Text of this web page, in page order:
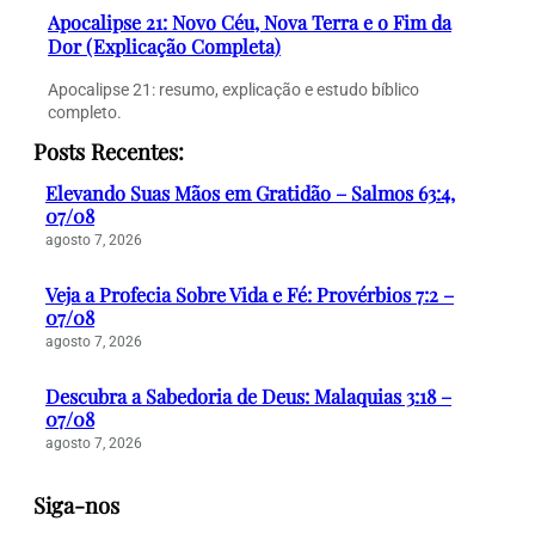
Apocalipse 21: Novo Céu, Nova Terra e o Fim da
Dor (Explicação Completa)
Apocalipse 21: resumo, explicação e estudo bíblico
completo.
Posts Recentes:
Elevando Suas Mãos em Gratidão – Salmos 63:4,
07/08
agosto 7, 2026
Veja a Profecia Sobre Vida e Fé: Provérbios 7:2 –
07/08
agosto 7, 2026
Descubra a Sabedoria de Deus: Malaquias 3:18 –
07/08
agosto 7, 2026
Siga-nos